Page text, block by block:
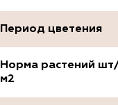
Период цветения
Норма растений
м2